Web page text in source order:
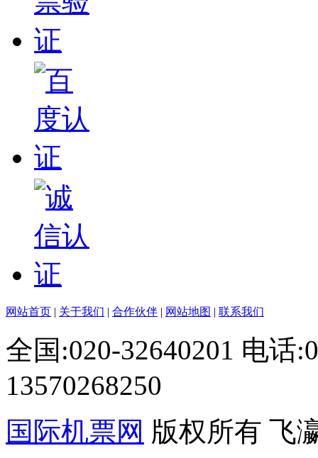
网站首页 | 关于我们 | 合作伙伴 | 网站地图 | 联系我们
全国:020-32640201 电话
13570268250
国际机票网 版权所有 飞